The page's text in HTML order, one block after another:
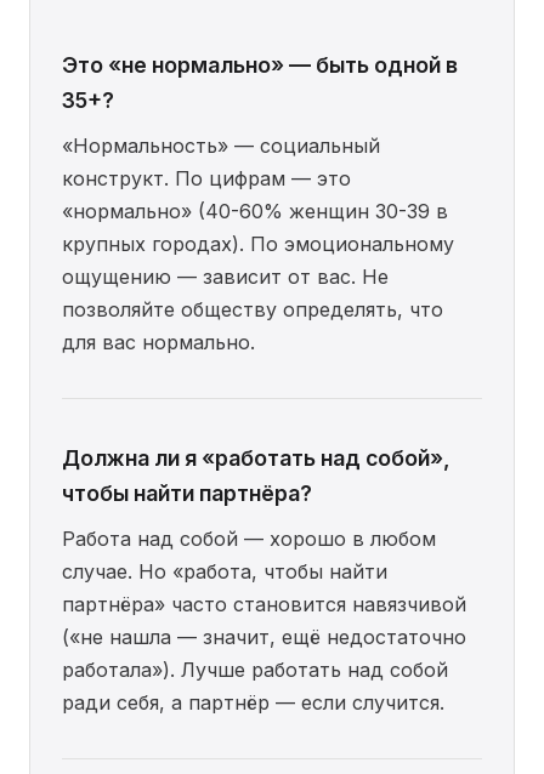
Это «не нормально» — быть одной в
35+?
«Нормальность» — социальный
конструкт. По цифрам — это
«нормально» (40-60% женщин 30-39 в
крупных городах). По эмоциональному
ощущению — зависит от вас. Не
позволяйте обществу определять, что
для вас нормально.
Должна ли я «работать над собой»,
чтобы найти партнёра?
Работа над собой — хорошо в любом
случае. Но «работа, чтобы найти
партнёра» часто становится навязчивой
(«не нашла — значит, ещё недостаточно
работала»). Лучше работать над собой
ради себя, а партнёр — если случится.